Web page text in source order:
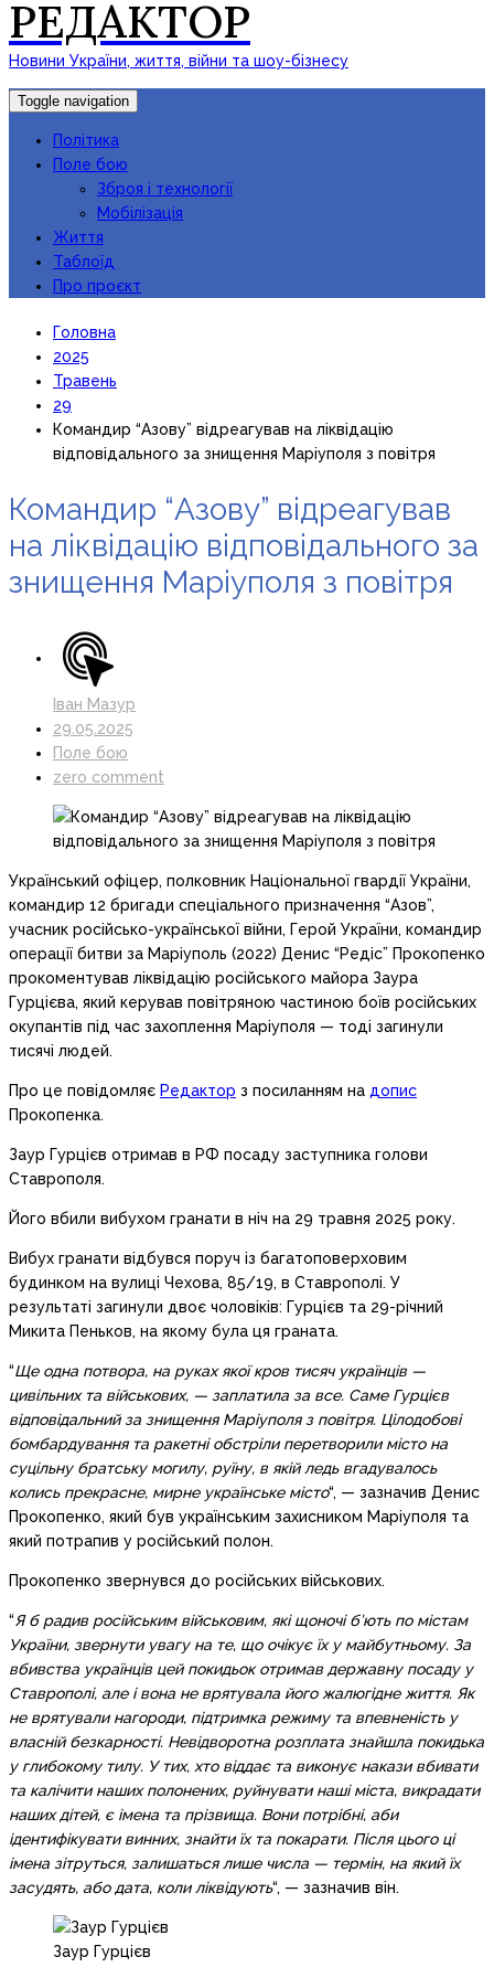
РЕДАКТОР
Новини України, життя, війни та шоу-бізнесу
Toggle navigation
Політика
Поле бою
Зброя і технології
Мобілізація
Життя
Таблоїд
Про проєкт
Головна
2025
Травень
29
Командир “Азову” відреагував на ліквідацію
відповідального за знищення Маріуполя з повітря
Командир “Азову” відреагував
на ліквідацію відповідального за
знищення Маріуполя з повітря
Іван Мазур
29.05.2025
Поле бою
zero comment
Український офіцер, полковник Національної гвардії України,
командир 12 бригади спеціального призначення “Азов”,
учасник російсько-української війни, Герой України, командир
операції битви за Маріуполь (2022) Денис “Редіс” Прокопенко
прокоментував ліквідацію російського майора Заура
Гурцієва, який керував повітряною частиною боїв російських
окупантів під час захоплення Маріуполя — тоді загинули
тисячі людей.
Про це повідомляє Редактор з посиланням на допис
Прокопенка.
Заур Гурцієв отримав в РФ посаду заступника голови
Ставрополя.
Його вбили вибухом гранати в ніч на 29 травня 2025 року.
Вибух гранати відбувся поруч із багатоповерховим
будинком на вулиці Чехова, 85/19, в Ставрополі. У
результаті загинули двоє чоловіків: Гурцієв та 29-річний
Микита Пеньков, на якому була ця граната.
“Ще одна потвора, на руках якої кров тисяч українців —
цивільних та військових, — заплатила за все. Саме Гурцієв
відповідальний за знищення Маріуполя з повітря. Цілодобові
бомбардування та ракетні обстріли перетворили місто на
суцільну братську могилу, руїну, в якій ледь вгадувалось
колись прекрасне, мирне українське місто“, — зазначив Денис
Прокопенко, який був українським захисником Маріуполя та
який потрапив у російський полон.
Прокопенко звернувся до російських військових.
“Я б радив російським військовим, які щоночі б’ють по містам
України, звернути увагу на те, що очікує їх у майбутньому. За
вбивства українців цей покидьок отримав державну посаду у
Ставрополі, але і вона не врятувала його жалюгідне життя. Як
не врятували нагороди, підтримка режиму та впевненість у
власній безкарності. Невідворотна розплата знайшла покидька
у глибокому тилу. У тих, хто віддає та виконує накази вбивати
та калічити наших полонених, руйнувати наші міста, викрадати
наших дітей, є імена та прізвища. Вони потрібні, аби
ідентифікувати винних, знайти їх та покарати. Після цього ці
імена зітруться, залишаться лише числа — термін, на який їх
засудять, або дата, коли ліквідують“, — зазначив він.
Заур Гурцієв